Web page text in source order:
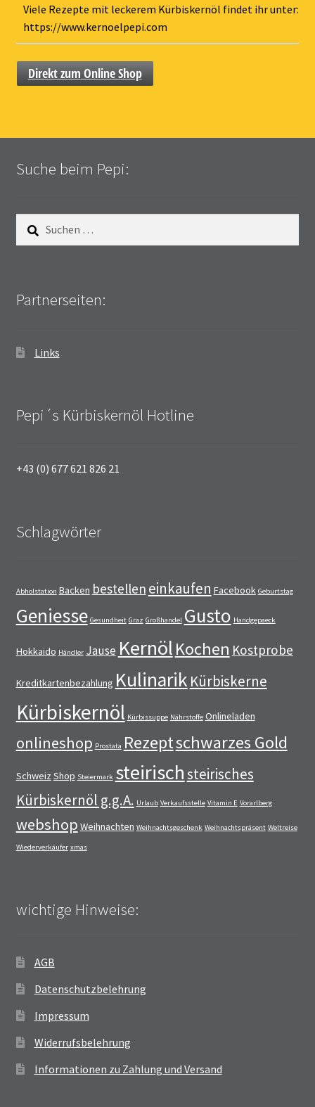
Viele Rezepte mit leckerem Kürbiskernöl findet ihr unter:
https://www.kernoelpepi.com
Direkt zum Online Shop
Suche beim Pepi:
nach:
Partnerseiten:
Links
Pepi´s Kürbiskernöl Hotline
+43 (0) 677 621 826 21
Schlagwörter
Abholstation Backen bestellen einkaufen Facebook Geburtstag
Geniesse Gesundheit Graz Großhandel Gusto Handgepaeck
Hokkaido Händler Jause KernölKochen Kostprobe
Kreditkartenbezahlung Kulinarik Kürbiskerne
Kürbiskernöl Kürbissuppe Nährstoffe Onlineladen
onlineshop Prostata Rezeptschwarzes Gold
Schweiz Shop Steiermark steirischsteirisches
Kürbiskernöl g.g.A. Urlaub Verkaufsstelle Vitamin E Vorarlberg
webshop Weihnachten Weihnachtsgeschenk Weihnachtspräsent Weltreise
Wiederverkäufer xmas
wichtige Hinweise:
AGB
Datenschutzbelehrung
Impressum
Widerrufsbelehrung
Informationen zu Zahlung und Versand